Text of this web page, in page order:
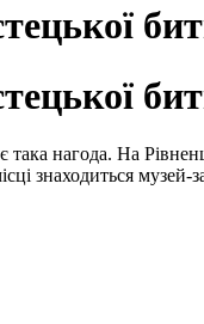
така нагода. На
знаходиться музей-